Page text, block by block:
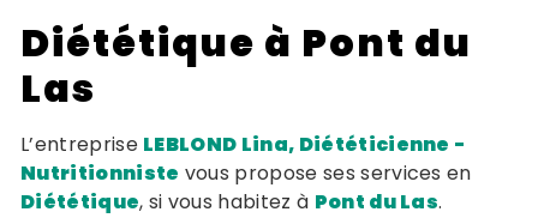
Diététique à Pont du
Las
L’entreprise LEBLOND Lina, Diététicienne -
Nutritionniste vous propose ses services en
Diététique, si vous habitez à Pont du Las.